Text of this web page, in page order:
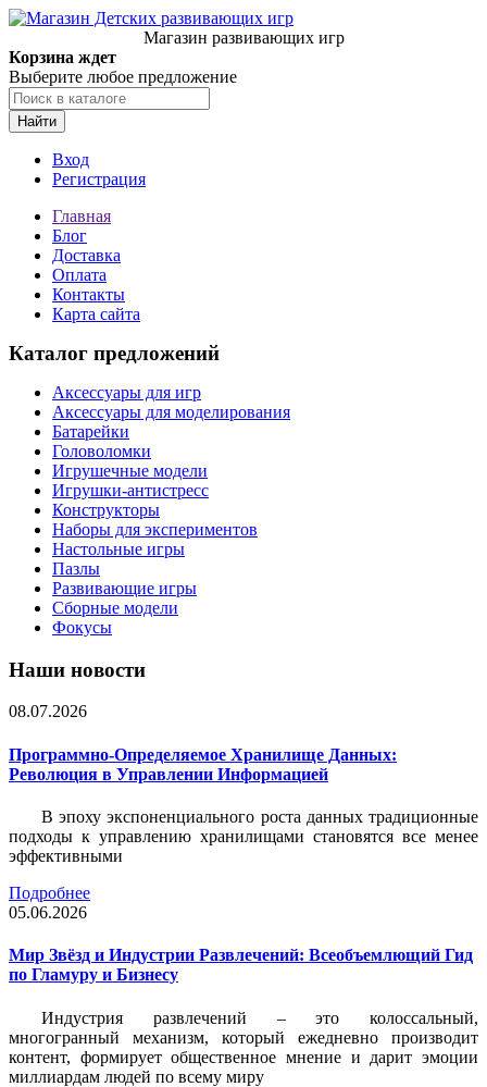
Магазин развивающих игр
Корзина ждет
Выберите любое предложение
Найти
Вход
Регистрация
Главная
Блог
Доставка
Оплата
Контакты
Карта сайта
Каталог предложений
Аксессуары для игр
Аксессуары для моделирования
Батарейки
Головоломки
Игрушечные модели
Игрушки-антистресс
Конструкторы
Наборы для экспериментов
Настольные игры
Пазлы
Развивающие игры
Сборные модели
Фокусы
Наши новости
08.07.2026
Программно-Определяемое Хранилище Данных:
Революция в Управлении Информацией
В эпоху экспоненциального роста данных традиционные
подходы к управлению хранилищами становятся все менее
эффективными
Подробнее
05.06.2026
Мир Звёзд и Индустрии Развлечений: Всеобъемлющий Гид
по Гламуру и Бизнесу
Индустрия развлечений – это колоссальный,
многогранный механизм, который ежедневно производит
контент, формирует общественное мнение и дарит эмоции
миллиардам людей по всему миру